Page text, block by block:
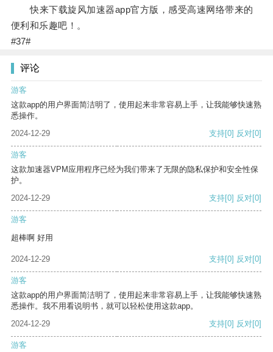
快来下载旋风加速器app官方版，感受高速网络带来的
便利和乐趣吧！。
#37#
评论
游客
这款app的用户界面简洁明了，使用起来非常容易上手，让我能够快速熟
悉操作。
2024-12-29
支持[0] 反对[0]
游客
这款加速器VPM应用程序已经为我们带来了无限的隐私保护和安全性保
护。
2024-12-29
支持[0] 反对[0]
游客
超棒啊 好用
2024-12-29 支持[0] 反对[0]
游客
这款app的用户界面简洁明了，使用起来非常容易上手，让我能够快速熟
悉操作。我不用看说明书，就可以轻松使用这款app。
2024-12-29
支持[0] 反对[0]
游客